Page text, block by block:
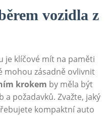
vozidla z
je klíčové mít na paměti
mohou zásadně ovlivnit
krokem by měla být
požadavků. Zvažte, jaký
kompaktní auto